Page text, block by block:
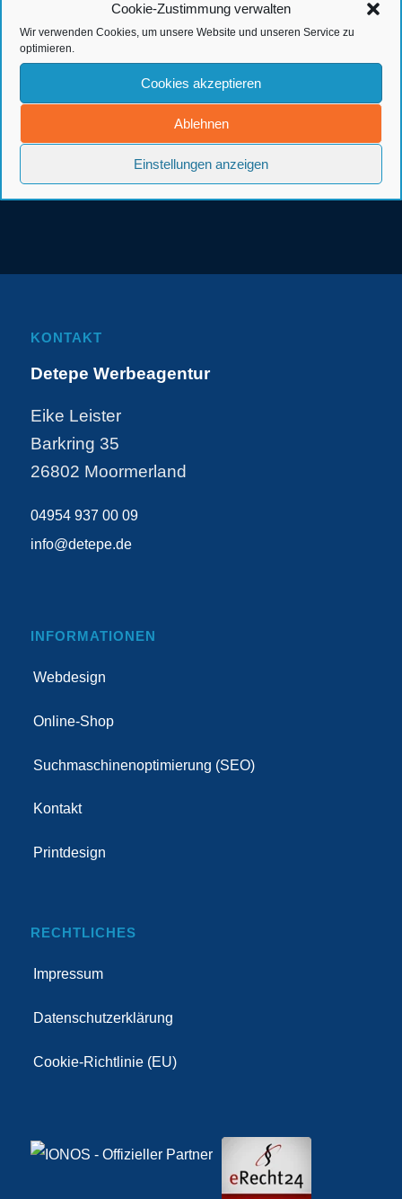
Cookie-Zustimmung verwalten
Wir verwenden Cookies, um unsere Website und unseren Service zu
optimieren.
Cookies akzeptieren
Ablehnen
Einstellungen anzeigen
KONTAKT
Detepe Werbeagentur
Eike Leister
Barkring 35
26802 Moormerland
04954 937 00 09
info@detepe.de
INFORMATIONEN
Webdesign
Online-Shop
Suchmaschinenoptimierung (SEO)
Kontakt
Printdesign
RECHTLICHES
Impressum
Datenschutzerklärung
Cookie-Richtlinie (EU)